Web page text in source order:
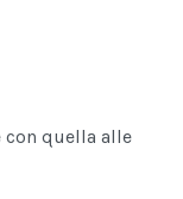
quella alle